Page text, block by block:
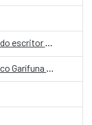
Lecturas al Centro/ con el multipremiado escritor español Ray Loriga como invitado especial,
Presentación de gala del Ballet Folclórico Garífuna de Honduras